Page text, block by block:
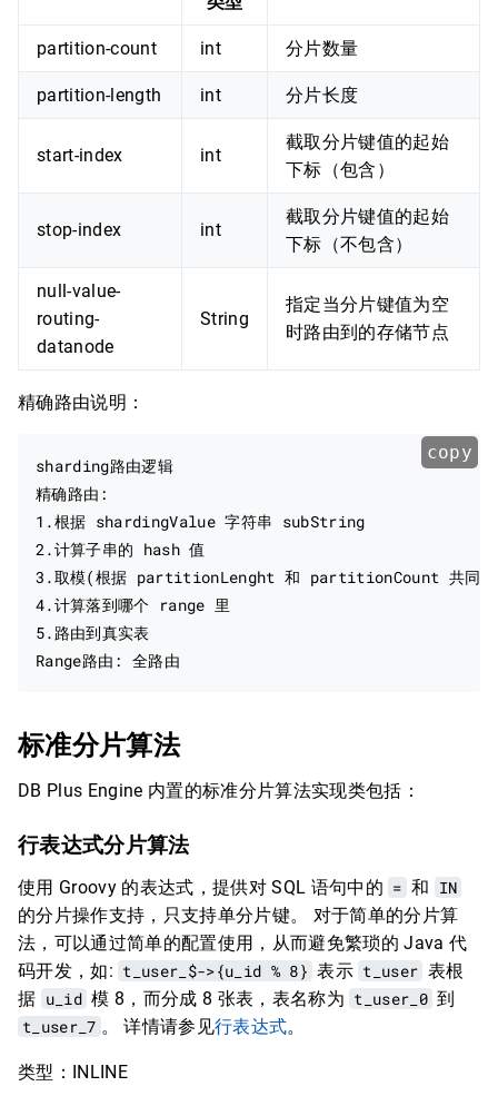
partition-count int 分片数量
partition-length int 分片长度
start-index int
截取分片键值的起始
下标（包含）
stop-index int
截取分片键值的起始
下标（不包含）
null-value-
routing-
datanode
String
指定当分片键值为空
时路由到的存储节点
精确路由说明：
copy
sharding路由逻辑
精确路由:
1.根据 shardingValue 字符串 subString
2.计算子串的 hash 值
3.取模(根据 partitionLenght 和 partitionCount 共同计
4.计算落到哪个 range 里
5.路由到真实表
标准分片算法
DB Plus Engine 内置的标准分片算法实现类包括：
行表达式分片算法
使用 Groovy 的表达式，提供对 SQL 语句中的 = 和 IN
的分片操作支持，只支持单分片键。 对于简单的分片算
法，可以通过简单的配置使用，从而避免繁琐的 Java 代
码开发，如: t_user_$->{u_id % 8} 表示 t_user 表根
据 u_id 模 8，而分成 8 张表，表名称为 t_user_0 到
t_user_7 。 详情请参见行表达式。
类型：INLINE